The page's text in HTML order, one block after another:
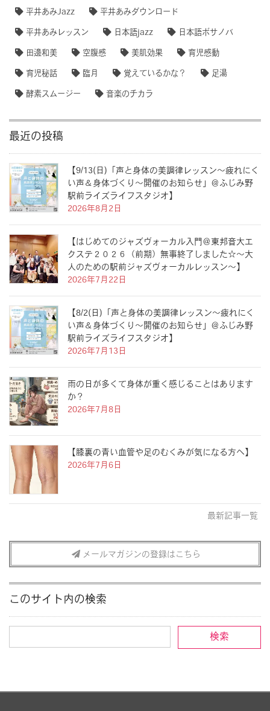
平井あみJazz 平井あみダウンロード
平井あみレッスン 日本語jazz 日本語ボサノバ
田邊和美 空腹感 美肌効果 育児感動
育児秘話 臨月 覚えているかな？ 足湯
酵素スムージー 音楽のチカラ
最近の投稿
【9/13(日)「声と身体の美調律レッスン〜疲れにく
い声＆身体づくり〜開催のお知らせ」＠ふじみ野
駅前ライズライフスタジオ】
2026年8月2日
【はじめてのジャズヴォーカル入門＠東邦音大エ
クステ２０２６（前期）無事終了しました☆〜大
人のための駅前ジャズヴォーカルレッスン〜】
2026年7月22日
【8/2(日)「声と身体の美調律レッスン〜疲れにく
い声＆身体づくり〜開催のお知らせ」＠ふじみ野
駅前ライズライフスタジオ】
2026年7月13日
雨の日が多くて身体が重く感じることはあります
か？
2026年7月8日
【膝裏の青い血管や足のむくみが気になる方へ】
2026年7月6日
最新記事一覧
メールマガジンの登録はこちら
このサイト内の検索